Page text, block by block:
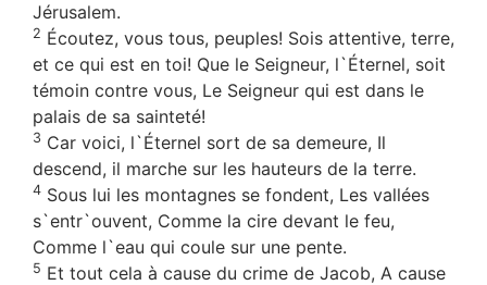
Jérusalem.
2 Écoutez, vous tous, peuples! Sois attentive, terre,
et ce qui est en toi! Que le Seigneur, l`Éternel, soit
témoin contre vous, Le Seigneur qui est dans le
palais de sa sainteté!
3 Car voici, l`Éternel sort de sa demeure, Il
descend, il marche sur les hauteurs de la terre.
4 Sous lui les montagnes se fondent, Les vallées
s`entr`ouvent, Comme la cire devant le feu,
Comme l`eau qui coule sur une pente.
5 Et tout cela à cause du crime de Jacob, A cause